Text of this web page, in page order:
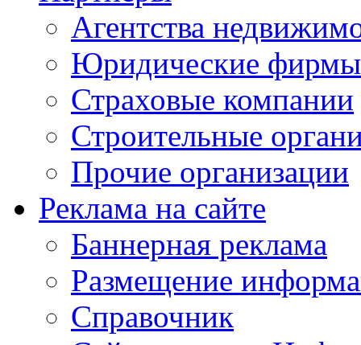
Агентства
Юридические фирмы
Страховые компании
Строительные
Прочие организации
Реклама на сайте
Баннерная реклама
Размещение
Справочник